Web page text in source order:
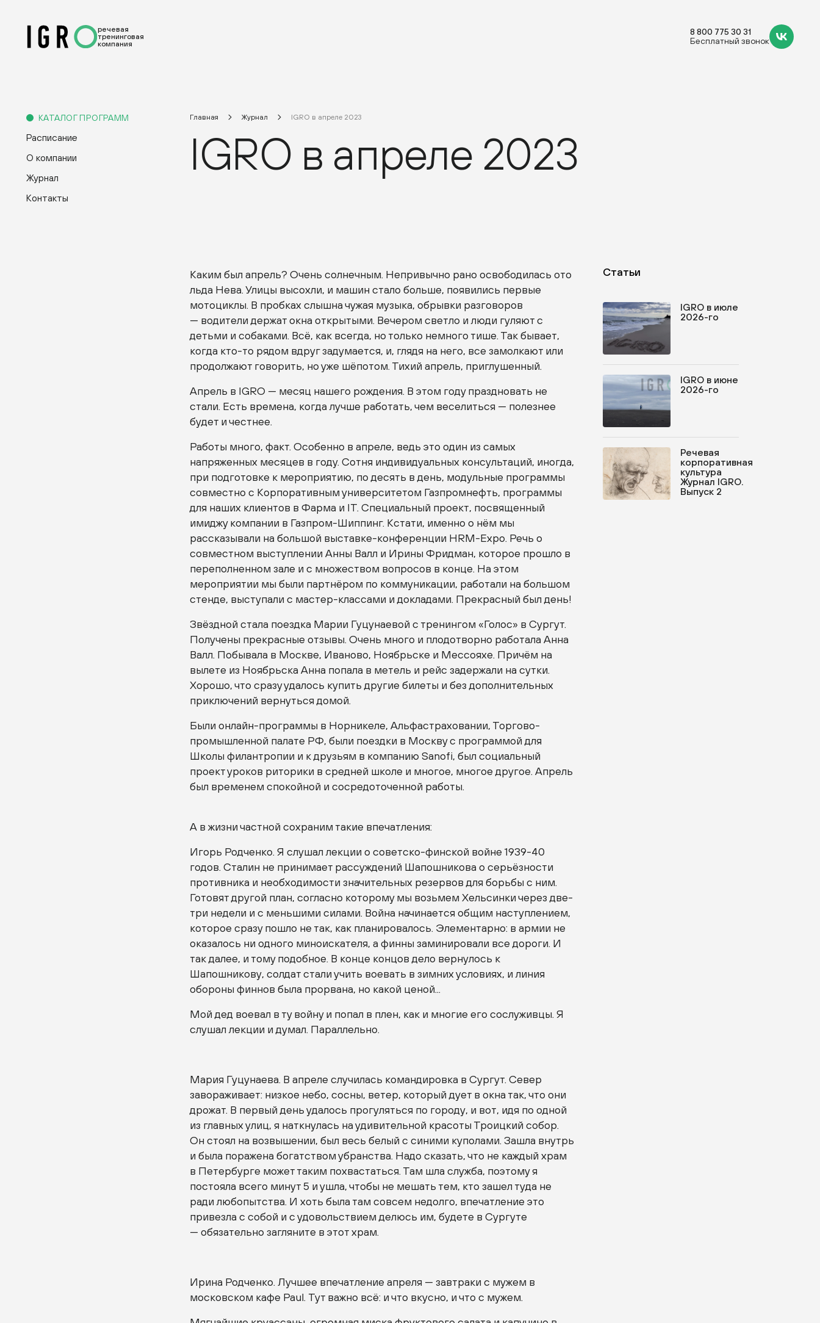
речевая
тренинговая
компания
8 800 775 30 31
Бесплатный звонок
КАТАЛОГ ПРОГРАММ
Расписание
О компании
Журнал
Контакты
Главная Журнал IGRO в апреле 2023
IGRO в апреле 2023
Каким был апрель? Очень солнечным. Непривычно рано освободилась ото
льда Нева. Улицы высохли, и машин стало больше, появились первые
мотоциклы. В пробках слышна чужая музыка, обрывки разговоров
— водители держат окна открытыми. Вечером светло и люди гуляют с
детьми и собаками. Всё, как всегда, но только немного тише. Так бывает,
когда кто-то рядом вдруг задумается, и, глядя на него, все замолкают или
продолжают говорить, но уже шёпотом. Тихий апрель, приглушенный.
Апрель в IGRO — месяц нашего рождения. В этом году праздновать не
стали. Есть времена, когда лучше работать, чем веселиться — полезнее
будет и честнее.
Работы много, факт. Особенно в апреле, ведь это один из самых
напряженных месяцев в году. Сотня индивидуальных консультаций, иногда,
при подготовке к мероприятию, по десять в день, модульные программы
совместно с Корпоративным университетом Газпромнефть, программы
для наших клиентов в Фарма и IT. Специальный проект, посвященный
имиджу компании в Газпром-Шиппинг. Кстати, именно о нём мы
рассказывали на большой выставке-конференции HRM-Expo. Речь о
совместном выступлении Анны Валл и Ирины Фридман, которое прошло в
переполненном зале и с множеством вопросов в конце. На этом
мероприятии мы были партнёром по коммуникации, работали на большом
стенде, выступали с мастер-классами и докладами. Прекрасный был день!
Звёздной стала поездка Марии Гуцунаевой с тренингом «Голос» в Сургут.
Получены прекрасные отзывы. Очень много и плодотворно работала Анна
Валл. Побывала в Москве, Иваново, Ноябрьске и Мессояхе. Причём на
вылете из Ноябрьска Анна попала в метель и рейс задержали на сутки.
Хорошо, что сразу удалось купить другие билеты и без дополнительных
приключений вернуться домой.
Были онлайн-программы в Норникеле, Альфастраховании, Торгово-
промышленной палате РФ, были поездки в Москву с программой для
Школы филантропии и к друзьям в компанию Sanofi, был социальный
проект уроков риторики в средней школе и многое, многое другое. Апрель
был временем спокойной и сосредоточенной работы.
А в жизни частной сохраним такие впечатления:
Игорь Родченко. Я слушал лекции о советско-финской войне 1939-40
годов. Сталин не принимает рассуждений Шапошникова о серьёзности
противника и необходимости значительных резервов для борьбы с ним.
Готовят другой план, согласно которому мы возьмем Хельсинки через две-
три недели и с меньшими силами. Война начинается общим наступлением,
которое сразу пошло не так, как планировалось. Элементарно: в армии не
оказалось ни одного миноискателя, а финны заминировали все дороги. И
так далее, и тому подобное. В конце концов дело вернулось к
Шапошникову, солдат стали учить воевать в зимних условиях, и линия
обороны финнов была прорвана, но какой ценой...
Мой дед воевал в ту войну и попал в плен, как и многие его сослуживцы. Я
слушал лекции и думал. Параллельно.
Мария Гуцунаева. В апреле случилась командировка в Сургут. Север
завораживает: низкое небо, сосны, ветер, который дует в окна так, что они
дрожат. В первый день удалось прогуляться по городу, и вот, идя по одной
из главных улиц, я наткнулась на удивительной красоты Троицкий собор.
Он стоял на возвышении, был весь белый с синими куполами. Зашла внутрь
и была поражена богатством убранства. Надо сказать, что не каждый храм
в Петербурге может таким похвастаться. Там шла служба, поэтому я
постояла всего минут 5 и ушла, чтобы не мешать тем, кто зашел туда не
ради любопытства. И хоть была там совсем недолго, впечатление это
привезла с собой и с удовольствием делюсь им, будете в Сургуте
— обязательно загляните в этот храм.
Ирина Родченко. Лучшее впечатление апреля — завтраки с мужем в
московском кафе Paul. Тут важно всё: и что вкусно, и что с мужем.
Статьи
IGRO в июле
2026-го
IGRO в июне
2026-го
Речевая
корпоративная
культура
Журнал IGRO.
Выпуск 2